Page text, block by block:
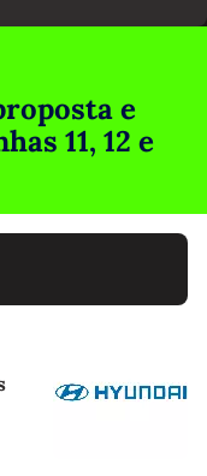
e
11, 12 e